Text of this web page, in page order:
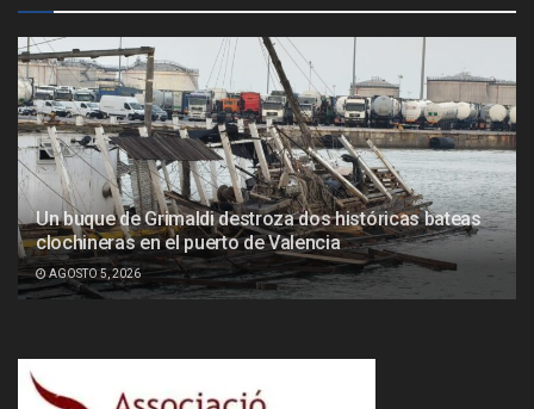
Un buque de Grimaldi destroza dos históricas bateas
clochineras en el puerto de Valencia
AGOSTO 5, 2026